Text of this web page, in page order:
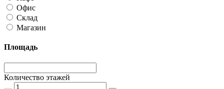
Офис
Склад
Магазин
Площадь
Количество этажей